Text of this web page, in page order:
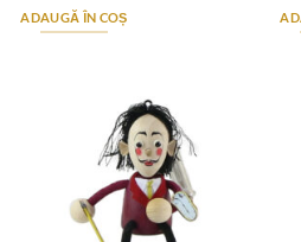
ADAUGĂ ÎN COȘ